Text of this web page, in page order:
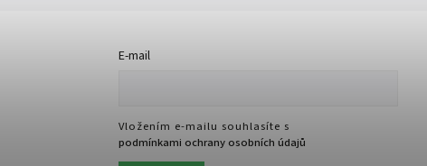
E-mail
Vložením e-mailu souhlasíte s
podmínkami ochrany osobních údajů